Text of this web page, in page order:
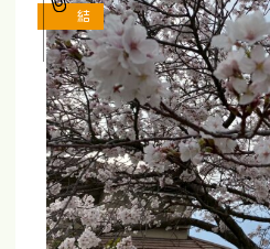
結